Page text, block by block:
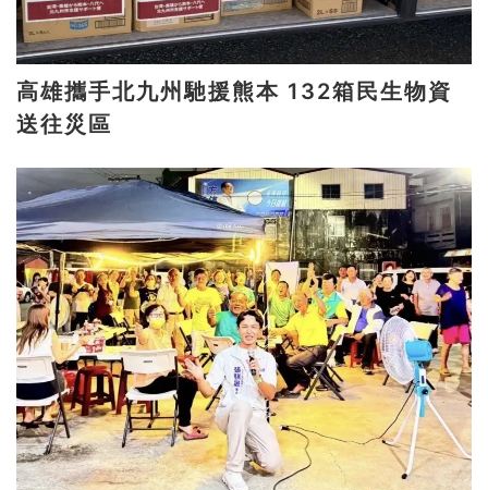
高雄攜手北九州馳援熊本 132箱民生物資
送往災區